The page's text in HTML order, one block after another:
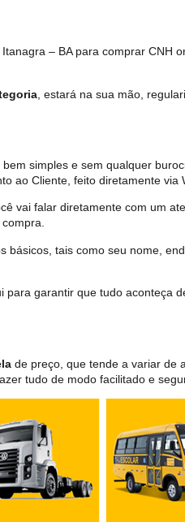
– BA para comprar
, estará na sua mão,
simples e sem qualquer
ao Cliente, feito diretamente via
vai falar diretamente com um
tais como seu nome,
garantir que tudo aconteça
de preço, que tende a variar de
tudo de modo facilitado e